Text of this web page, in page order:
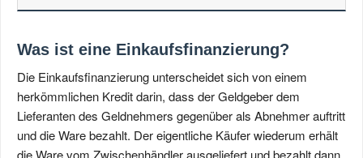
Was ist eine Einkaufsfinanzierung?
Die Einkaufsfinanzierung unterscheidet sich von einem
herkömmlichen Kredit darin, dass der Geldgeber dem
Lieferanten des Geldnehmers gegenüber als Abnehmer auftritt
und die Ware bezahlt. Der eigentliche Käufer wiederum erhält
die Ware vom Zwischenhändler ausgeliefert und bezahlt dann